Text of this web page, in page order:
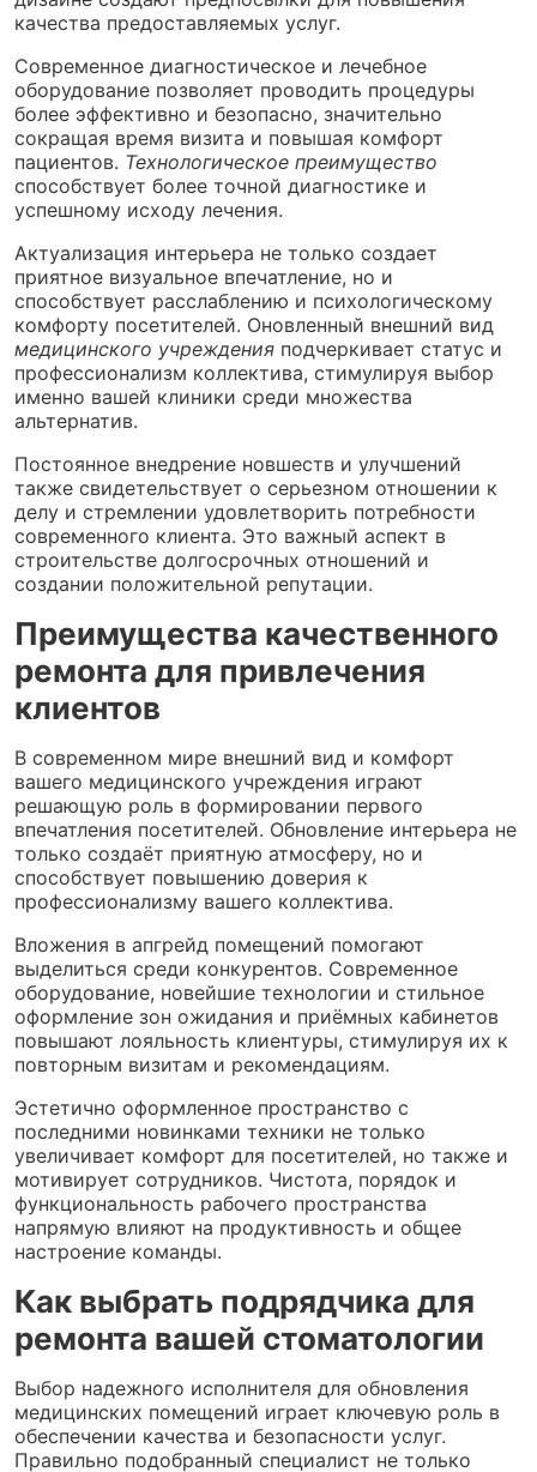
качества предоставляемых услуг.
Современное диагностическое и лечебное
оборудование позволяет проводить процедуры
более эффективно и безопасно, значительно
сокращая время визита и повышая комфорт
пациентов. Технологическое преимущество
способствует более точной диагностике и
успешному исходу лечения.
Актуализация интерьера не только создает
приятное визуальное впечатление, но и
способствует расслаблению и психологическому
комфорту посетителей. Оновленный внешний вид
медицинского учреждения подчеркивает статус и
профессионализм коллектива, стимулируя выбор
именно вашей клиники среди множества
альтернатив.
Постоянное внедрение новшеств и улучшений
также свидетельствует о серьезном отношении к
делу и стремлении удовлетворить потребности
современного клиента. Это важный аспект в
строительстве долгосрочных отношений и
создании положительной репутации.
Преимущества качественного
ремонта для привлечения
клиентов
В современном мире внешний вид и комфорт
вашего медицинского учреждения играют
решающую роль в формировании первого
впечатления посетителей. Обновление интерьера не
только создаёт приятную атмосферу, но и
способствует повышению доверия к
профессионализму вашего коллектива.
Вложения в апгрейд помещений помогают
выделиться среди конкурентов. Современное
оборудование, новейшие технологии и стильное
оформление зон ожидания и приёмных кабинетов
повышают лояльность клиентуры, стимулируя их к
повторным визитам и рекомендациям.
Эстетично оформленное пространство с
последними новинками техники не только
увеличивает комфорт для посетителей, но также и
мотивирует сотрудников. Чистота, порядок и
функциональность рабочего пространства
напрямую влияют на продуктивность и общее
настроение команды.
Как выбрать подрядчика для
ремонта вашей стоматологии
Выбор надежного исполнителя для обновления
медицинских помещений играет ключевую роль в
обеспечении качества и безопасности услуг.
Правильно подобранный специалист не только